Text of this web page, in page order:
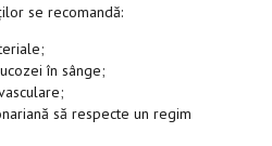
se recomandă:
în sânge;
să respecte un regim